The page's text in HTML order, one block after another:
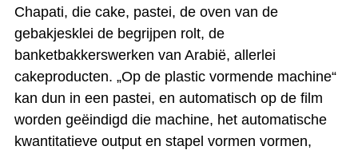
Chapati, die cake, pastei, de oven van de
gebakjesklei de begrijpen rolt, de
banketbakkerswerken van Arabië, allerlei
cakeproducten. „Op de plastic vormende machine“
kan dun in een pastei, en automatisch op de film
worden geëindigd die machine, het automatische
kwantitatieve output en stapel vormen vormen,